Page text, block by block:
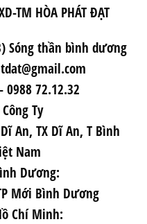
TM HÒA PHÁT ĐẠT
Sóng thần bình dương
0988 72.12.32
Ty
An, TX Dĩ An, T Bình
Nam
Dương:
Mới Bình Dương
Chí Minh: